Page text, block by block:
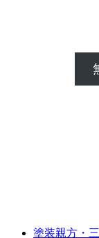
塗装親方・